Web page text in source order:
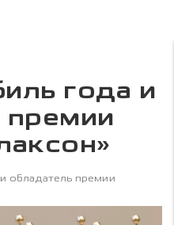
года и
премии
обладатель премии